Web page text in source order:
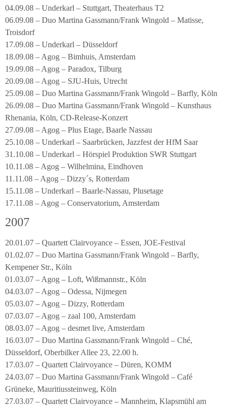
04.09.08 – Underkarl – Stuttgart, Theaterhaus T2
06.09.08 – Duo Martina Gassmann/Frank Wingold – Matisse,
Troisdorf
17.09.08 – Underkarl – Düsseldorf
18.09.08 – Agog – Bimhuis, Amsterdam
19.09.08 – Agog – Paradox, Tilburg
20.09.08 – Agog – SJU-Huis, Utrecht
25.09.08 – Duo Martina Gassmann/Frank Wingold – Barfly, Köln
26.09.08 – Duo Martina Gassmann/Frank Wingold – Kunsthaus
Rhenania, Köln, CD-Release-Konzert
27.09.08 – Agog – Plus Etage, Baarle Nassau
25.10.08 – Underkarl – Saarbrücken, Jazzfest der HfM Saar
31.10.08 – Underkarl – Hörspiel Produktion SWR Stuttgart
10.11.08 – Agog – Wilhelmina, Eindhoven
11.11.08 – Agog – Dizzy´s, Rotterdam
15.11.08 – Underkarl – Baarle-Nassau, Plusetage
17.11.08 – Agog – Conservatorium, Amsterdam
2007
20.01.07 – Quartett Clairvoyance – Essen, JOE-Festival
01.02.07 – Duo Martina Gassmann/Frank Wingold – Barfly,
Kempener Str., Köln
01.03.07 – Agog – Loft, Wißmannstr., Köln
04.03.07 – Agog – Odessa, Nijmegen
05.03.07 – Agog – Dizzy, Rotterdam
07.03.07 – Agog – zaal 100, Amsterdam
08.03.07 – Agog – desmet live, Amsterdam
16.03.07 – Duo Martina Gassmann/Frank Wingold – Ché,
Düsseldorf, Oberbilker Allee 23, 22.00 h.
17.03.07 – Quartett Clairvoyance – Düren, KOMM
24.03.07 – Duo Martina Gassmann/Frank Wingold – Café
Grüneke, Mauritiussteinweg, Köln
27.03.07 – Quartett Clairvoyance – Mannheim, Klapsmühl am